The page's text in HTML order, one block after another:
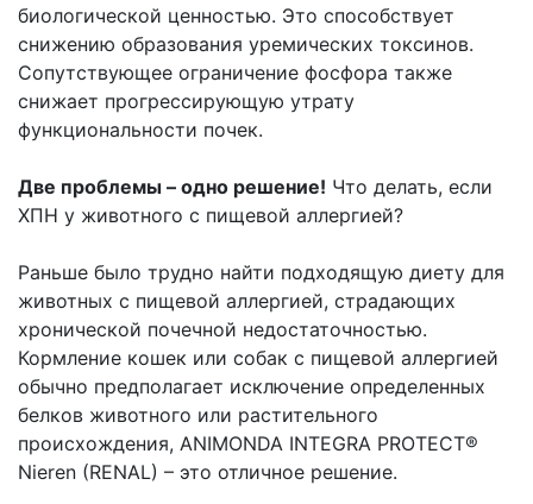
биологической ценностью. Это способствует
снижению образования уремических токсинов.
Сопутствующее ограничение фосфора также
снижает прогрессирующую утрату
функциональности почек.
Две проблемы – одно решение! Что делать, если
ХПН у животного с пищевой аллергией?
Раньше было трудно найти подходящую диету для
животных с пищевой аллергией, страдающих
хронической почечной недостаточностью.
Кормление кошек или собак с пищевой аллергией
обычно предполагает исключение определенных
белков животного или растительного
происхождения, ANIMONDA INTEGRA PROTECT®
Nieren (RENAL) – это отличное решение.